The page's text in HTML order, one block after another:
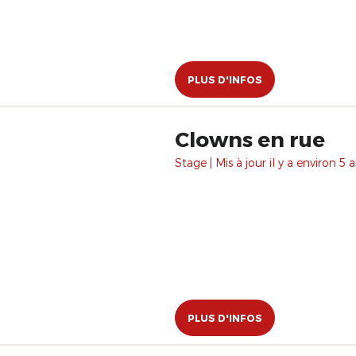
PLUS D'INFOS
Clowns en rue
Stage | Mis à jour il y a environ 5
PLUS D'INFOS